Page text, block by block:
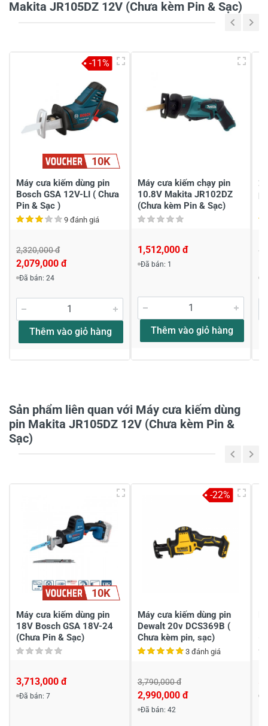
-
Viết nhận xét của bạn
Viết nhận xét về sản phẩm
Đánh giá sao
Tiêu đề của nhận xét
Makita JR105DZ 12V (Chưa kèm Pin & Sạc)
10K
Máy cưa kiếm dùng pin
Bosch GSA 12V-LI ( Chưa
Pin & Sạc )
9 đánh giá
2,320,000 đ
2,079,000 đ
Đã bán: 24
Thêm vào giỏ hàng
-11%
Máy cưa kiếm chạy pin
10.8V Makita JR102DZ
(Chưa kèm Pin & Sạc)
1,512,000 đ
Đã bán: 1
Thêm vào giỏ hàng
Sản phẩm liên quan với Máy cưa kiếm dùng
pin Makita JR105DZ 12V (Chưa kèm Pin &
Sạc)
10K
Máy cưa kiếm dùng pin
18V Bosch GSA 18V-24
(Chưa Pin & Sạc)
3,713,000 đ
Đã bán: 7
Máy cưa kiếm dùng pin
Dewalt 20v DCS369B (
Chưa kèm pin, sạc)
3 đánh giá
3,790,000 đ
2,990,000 đ
Đã bán: 42
-22%